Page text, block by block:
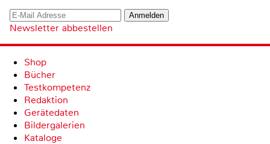
Newsletter abbestellen
Shop
Bücher
Testkompetenz
Redaktion
Gerätedaten
Bildergalerien
Kataloge